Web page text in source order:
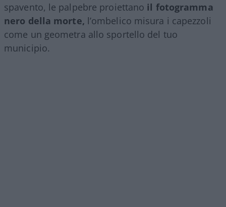
spavento, le palpebre proiettano il fotogramma
nero della morte, l’ombelico misura i capezzoli
come un geometra allo sportello del tuo
municipio.